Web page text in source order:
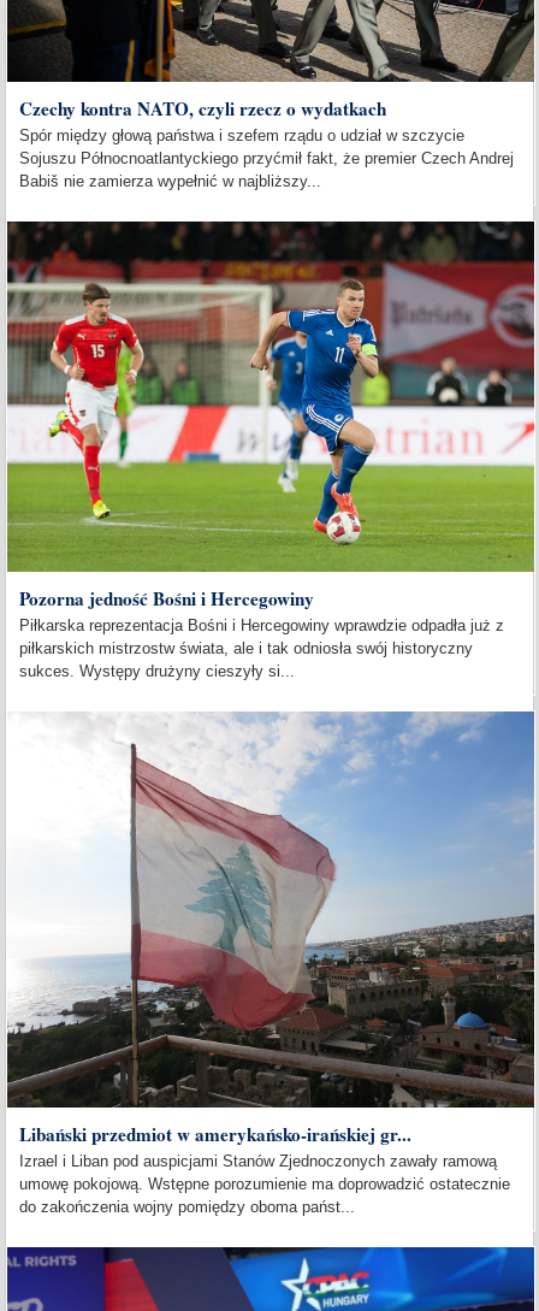
Czechy kontra NATO, czyli rzecz o wydatkach
Spór między głową państwa i szefem rządu o udział w szczycie
Sojuszu Północnoatlantyckiego przyćmił fakt, że premier Czech Andrej
Babiš nie zamierza wypełnić w najbliższy...
Pozorna jedność Bośni i Hercegowiny
Piłkarska reprezentacja Bośni i Hercegowiny wprawdzie odpadła już z
piłkarskich mistrzostw świata, ale i tak odniosła swój historyczny
sukces. Występy drużyny cieszyły si...
Libański przedmiot w amerykańsko-irańskiej gr...
Izrael i Liban pod auspicjami Stanów Zjednoczonych zawały ramową
umowę pokojową. Wstępne porozumienie ma doprowadzić ostatecznie
do zakończenia wojny pomiędzy oboma państ...